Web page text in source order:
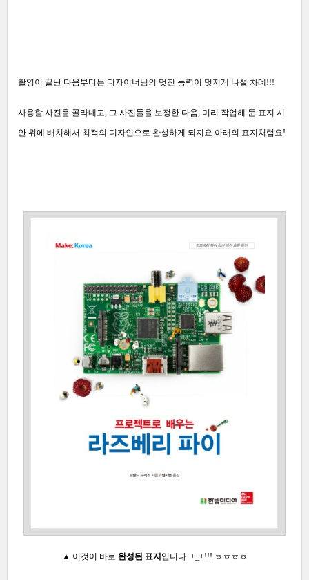
촬영이 끝난 다음부터는 디자이너님의 멋진 능력이 멋지게 나설 차례!!!
사용할 사진을 골라내고, 그 사진들을 보정한 다음, 미리 작업해 둔 표지 시
안 위에 배치해서 최적의 디자인으로 완성하게 되지요.아래의 표지처럼요!
▲ 이것이 바로 완성된 표지 입니다. +_+!!! ㅎㅎㅎㅎ